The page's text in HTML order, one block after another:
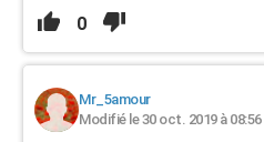
0
Mr_5amour
Modifié le 30 oct. 2019 à 08:56